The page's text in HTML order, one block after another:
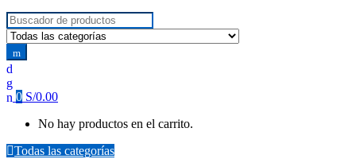
Search for:
0 S/0.00
No hay productos en el carrito.
Todas las categorías